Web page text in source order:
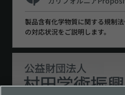
製品含有化学物質に関する規制
の対応状況をご説明します。